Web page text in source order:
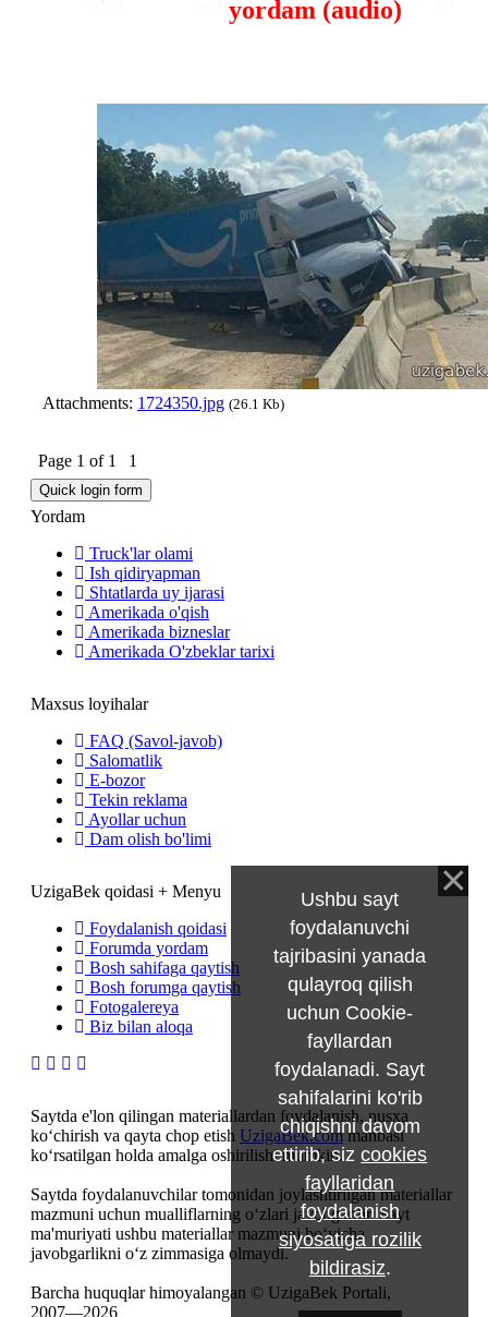
yordam (audio)
Attachments: 1724350.jpg (26.1 Kb)
Page 1 of 1 1
Yordam
Truck'lar olami
Ish qidiryapman
Shtatlarda uy ijarasi
Amerikada o'qish
Amerikada bizneslar
Amerikada O'zbeklar tarixi
Maxsus loyihalar
FAQ (Savol-javob)
Salomatlik
E-bozor
Tekin reklama
Ayollar uchun
Dam olish bo'limi
UzigaBek qoidasi + Menyu
Foydalanish qoidasi
Forumda yordam
Bosh sahifaga qaytish
Bosh forumga qaytish
Fotogalereya
Biz bilan aloqa
Saytda e'lon qilingan materiallardan foydalanish, nusxa
ko‘chirish va qayta chop etish UzigaBek.commanbasi
ko‘rsatilgan holda amalga oshirilishi mumkin.
Saytda foydalanuvchilar tomonidan joylashtirilgan materiallar
mazmuni uchun mualliflarning o‘zlari javobgardir. Sayt
ma'muriyati ushbu materiallar mazmuni bo‘yicha
javobgarlikni o‘z zimmasiga olmaydi.
Barcha huquqlar himoyalangan © UzigaBek Portali,
2007—2026
Ushbu sayt
foydalanuvchi
tajribasini yanada
qulayroq qilish
uchun Cookie-
fayllardan
foydalanadi. Sayt
sahifalarini ko'rib
chiqishni davom
ettirib, sizcookies
fayllaridan
foydalanish
siyosatiga rozilik
bildirasiz.